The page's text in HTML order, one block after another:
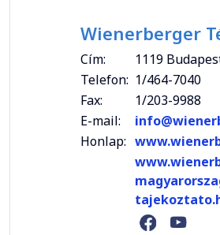
Wienerberger
Cím:
1119
Telefon: 1/464-7040
Fax:
1/203-9988
E-mail:
Honlap: